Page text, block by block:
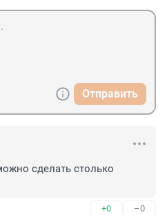
Отправить
сделать столько
+0 –0